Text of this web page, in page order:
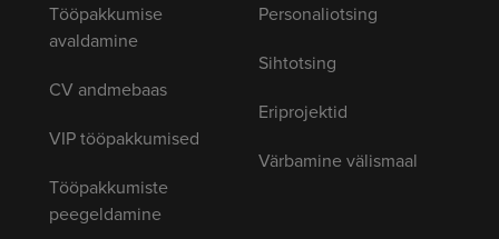
Tööpakkumise
avaldamine
CV andmebaas
VIP tööpakkumised
Tööpakkumiste
peegeldamine
Personaliotsing
Sihtotsing
Eriprojektid
Värbamine välismaal